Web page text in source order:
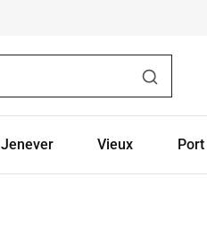
Jenever Vieux Port